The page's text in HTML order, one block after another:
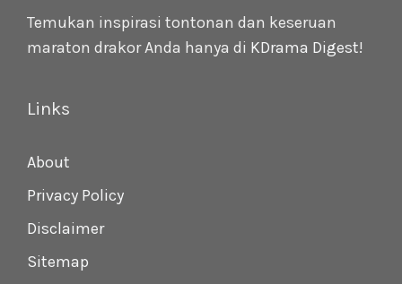
Temukan inspirasi tontonan dan keseruan
maraton drakor Anda hanya di KDrama Digest!
Links
About
Privacy Policy
Disclaimer
Sitemap